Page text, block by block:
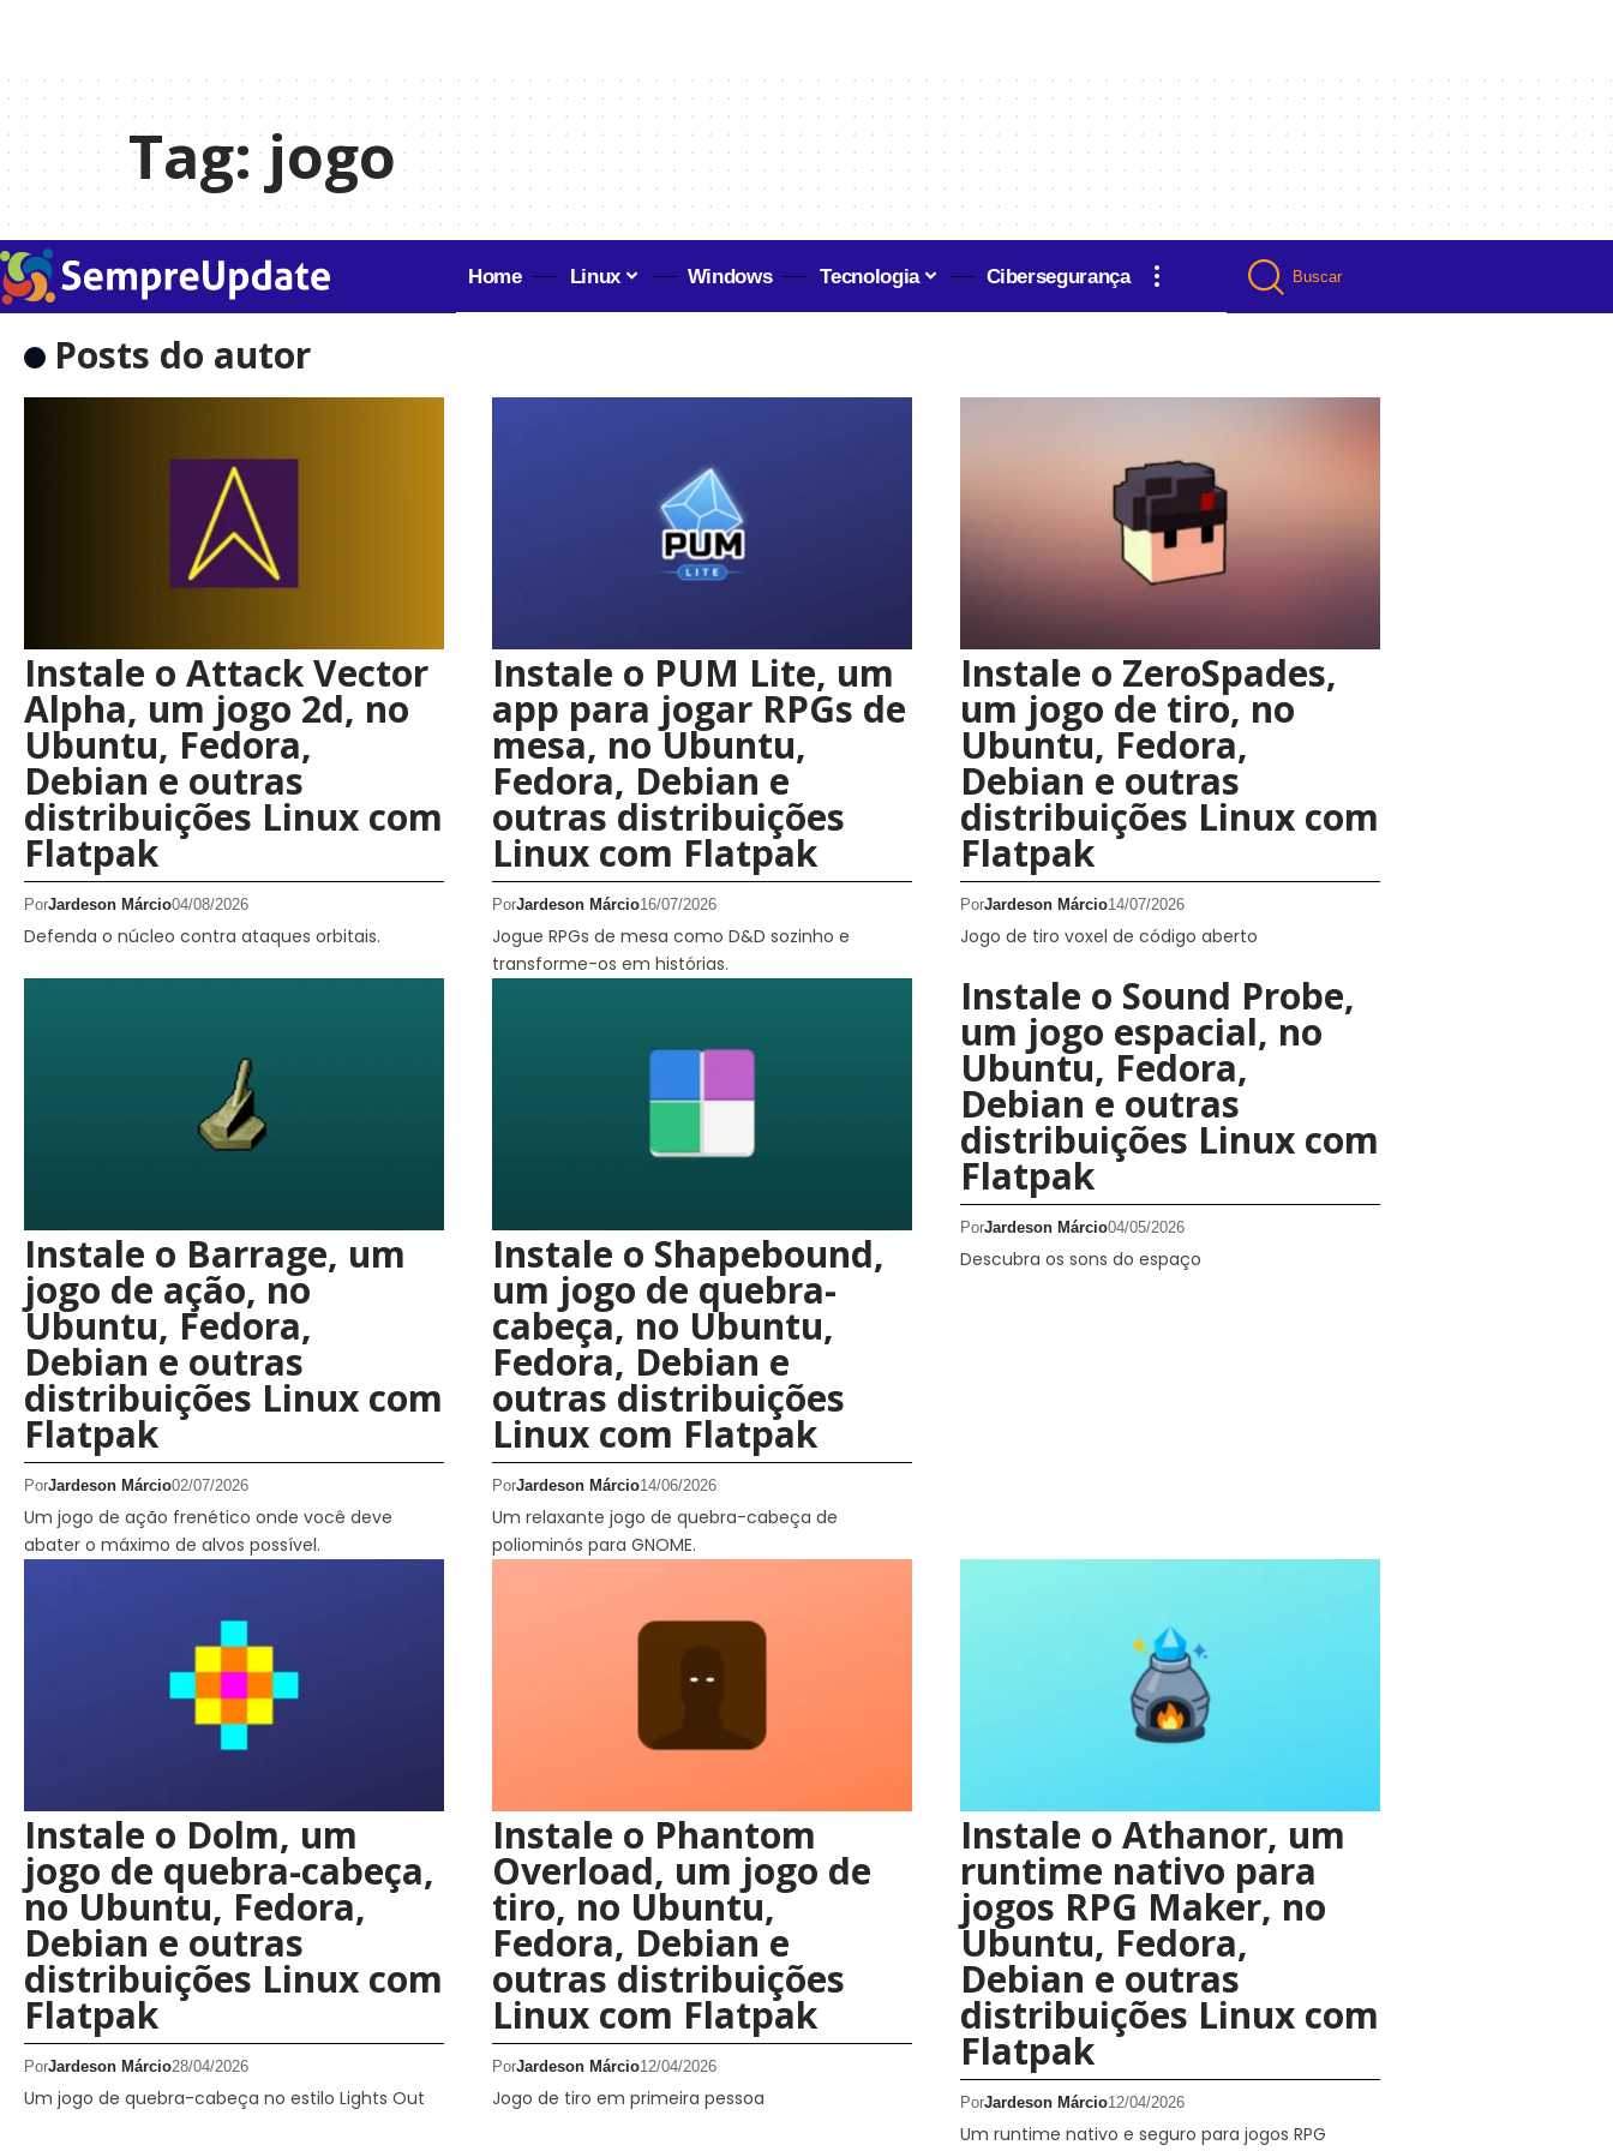
Tag:jogo
Home Linux Windows Tecnologia Cibersegurança Buscar
Posts do autor
Instale o Attack Vector
Alpha, um jogo 2d, no
Ubuntu, Fedora,
Debian e outras
distribuições Linux com
Flatpak
PorJardeson Márcio04/08/2026
Defenda o núcleo contra ataques orbitais.
Instale o PUM Lite, um
app para jogar RPGs de
mesa, no Ubuntu,
Fedora, Debian e
outras distribuições
Linux com Flatpak
PorJardeson Márcio16/07/2026
Jogue RPGs de mesa como D&D sozinho e
transforme-os em histórias.
Instale o ZeroSpades,
um jogo de tiro, no
Ubuntu, Fedora,
Debian e outras
distribuições Linux com
Flatpak
PorJardeson Márcio14/07/2026
Jogo de tiro voxel de código aberto
Instale o Barrage, um
jogo de ação, no
Ubuntu, Fedora,
Debian e outras
distribuições Linux com
Flatpak
PorJardeson Márcio02/07/2026
Um jogo de ação frenético onde você deve
abater o máximo de alvos possível.
Instale o Shapebound,
um jogo de quebra-
cabeça, no Ubuntu,
Fedora, Debian e
outras distribuições
Linux com Flatpak
PorJardeson Márcio14/06/2026
Um relaxante jogo de quebra-cabeça de
poliominós para GNOME.
Instale o Sound Probe,
um jogo espacial, no
Ubuntu, Fedora,
Debian e outras
distribuições Linux com
Flatpak
PorJardeson Márcio04/05/2026
Descubra os sons do espaço
Instale o Dolm, um
jogo de quebra-cabeça,
no Ubuntu, Fedora,
Debian e outras
distribuições Linux com
Flatpak
PorJardeson Márcio28/04/2026
Um jogo de quebra-cabeça no estilo Lights Out
Instale o Phantom
Overload, um jogo de
tiro, no Ubuntu,
Fedora, Debian e
outras distribuições
Linux com Flatpak
PorJardeson Márcio12/04/2026
Jogo de tiro em primeira pessoa
Instale o Athanor, um
runtime nativo para
jogos RPG Maker, no
Ubuntu, Fedora,
Debian e outras
distribuições Linux com
Flatpak
PorJardeson Márcio12/04/2026
Um runtime nativo e seguro para jogos RPG